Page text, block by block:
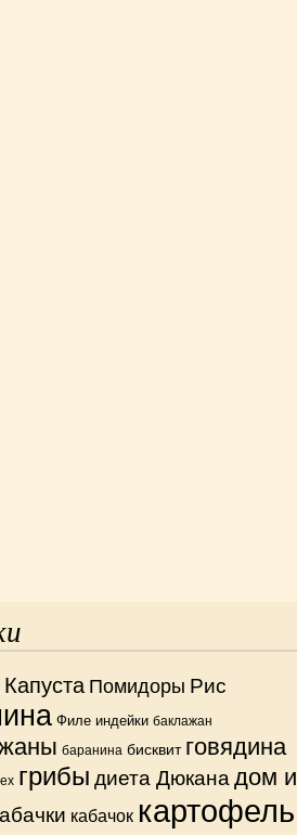
Капуста Помидоры Рис
Филе индейки баклажан
баранина бисквит говядина
грибы диета Дюкана дом и
кабачок картофель